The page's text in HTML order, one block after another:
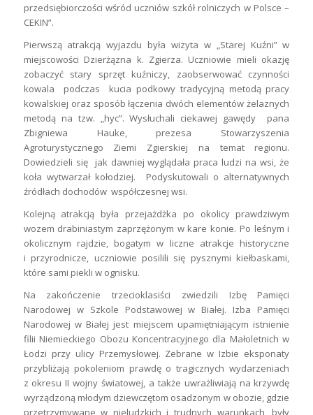
przedsiębiorczości wśród uczniów szkół rolniczych w Polsce –
CEKIN”.
Pierwszą atrakcją wyjazdu była wizyta w „Starej Kuźni” w
miejscowości Dzierżązna k. Zgierza. Uczniowie mieli okazję
zobaczyć stary sprzęt kuźniczy, zaobserwować czynności
kowala podczas kucia podkowy tradycyjną metodą pracy
kowalskiej oraz sposób łączenia dwóch elementów żelaznych
metodą na tzw. „hyc”. Wysłuchali ciekawej gawędy pana
Zbigniewa Hauke, prezesa Stowarzyszenia
Agroturystycznego Ziemi Zgierskiej na temat regionu.
Dowiedzieli się jak dawniej wyglądała praca ludzi na wsi, że
koła wytwarzał kołodziej. Podyskutowali o alternatywnych
źródłach dochodów współczesnej wsi.
Kolejną atrakcją była przejażdżka po okolicy prawdziwym
wozem drabiniastym zaprzężonym w kare konie. Po leśnym i
okolicznym rajdzie, bogatym w liczne atrakcje historyczne
i przyrodnicze, uczniowie posilili się pysznymi kiełbaskami,
które sami piekli w ognisku.
Na zakończenie trzecioklasiści zwiedzili Izbę Pamięci
Narodowej w Szkole Podstawowej w Białej. Izba Pamięci
Narodowej w Białej jest miejscem upamiętniającym istnienie
filii Niemieckiego Obozu Koncentracyjnego dla Małoletnich w
Łodzi przy ulicy Przemysłowej. Zebrane w Izbie eksponaty
przybliżają pokoleniom prawdę o tragicznych wydarzeniach
z okresu II wojny światowej, a także uwrażliwiają na krzywdę
wyrządzoną młodym dziewczętom osadzonym w obozie, gdzie
przetrzymywane w nieludzkich i trudnych warunkach, były